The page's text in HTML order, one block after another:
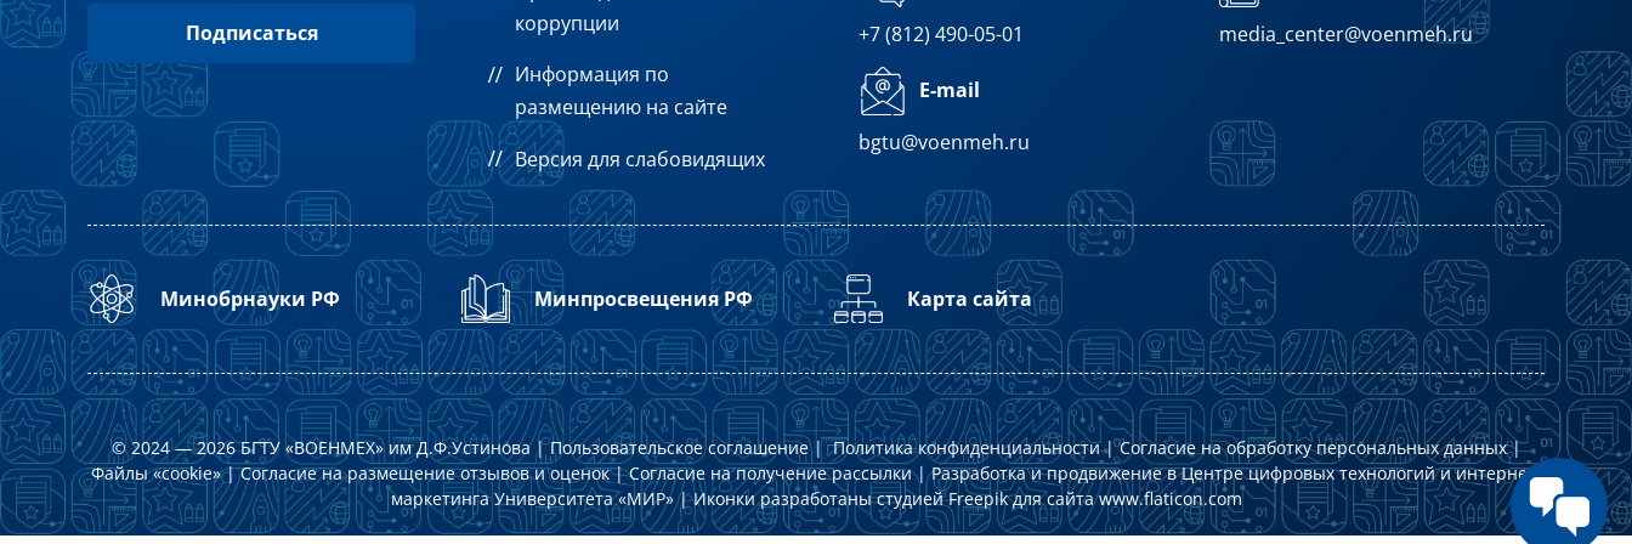
(1945), Красной Звезды (1942) и медалями.коррупции
Информация по
размещению на сайте
Версия для слабовидящих
+7 (812) 490-05-01
media_center@voenmeh.ru
E-mail
bgtu@voenmeh.ru
Минобрнауки РФ Минпросвещения РФ Карта сайта
© 2024 — 2026 БГТУ «ВОЕНМЕХ» им Д.Ф.Устинова |Пользовательское соглашение|Политика конфиденциальности|Согласие на обработку персональных данных|
Файлы «cookie»|Согласие на размещение отзывов и оценок|Согласие на получение рассылки| Разработка и продвижение вЦентре цифровых технологий и интернет-
маркетинга Университета «МИР»| Иконки разработаны студиейFreepikдля сайтаwww.flaticon.com